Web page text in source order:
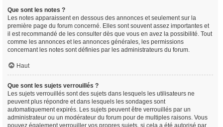
Que sont les notes ?
Les notes apparaissent en dessous des annonces et seulement sur la
première page du forum concerné. Elles sont souvent assez importantes et
il est recommandé de les consulter dès que vous en avez la possibilité. Tout
comme les annonces et les annonces générales, les permissions
concernant les notes sont définies par les administrateurs du forum.
Haut
Que sont les sujets verrouillés ?
Les sujets verrouillés sont des sujets dans lesquels les utilisateurs ne
peuvent plus répondre et dans lesquels les sondages sont
automatiquement expirés. Les sujets peuvent être verrouillés par un
administrateur ou un modérateur du forum pour de multiples raisons. Vous
pouvez également verrouiller vos propres sujets, si cela a été autorisé par